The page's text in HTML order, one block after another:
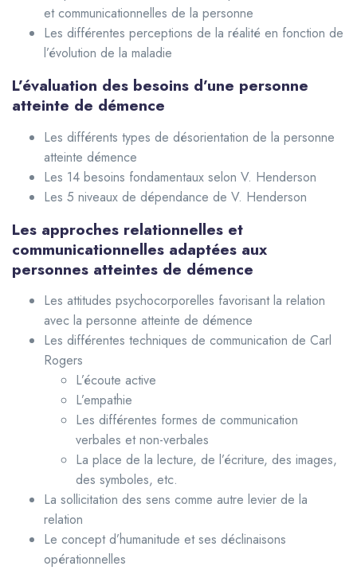
et communicationnelles de la personne
Les différentes perceptions de la réalité en fonction de
l’évolution de la maladie
L’évaluation des besoins d’une personne
atteinte de démence
Les différents types de désorientation de la personne
atteinte démence
Les 14 besoins fondamentaux selon V. Henderson
Les 5 niveaux de dépendance de V. Henderson
Les approches relationnelles et
communicationnelles adaptées aux
personnes atteintes de démence
Les attitudes psychocorporelles favorisant la relation
avec la personne atteinte de démence
Les différentes techniques de communication de Carl
Rogers
L’écoute active
L’empathie
Les différentes formes de communication
verbales et non-verbales
La place de la lecture, de l’écriture, des images,
des symboles, etc.
La sollicitation des sens comme autre levier de la
relation
Le concept d’humanitude et ses déclinaisons
opérationnelles